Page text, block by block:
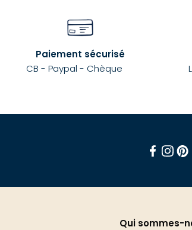
Paiement sécurisé
CB - Paypal - Chèque
Qui sommes-